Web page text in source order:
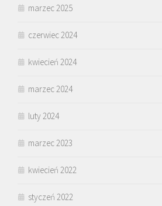
marzec 2025
czerwiec 2024
kwiecień 2024
marzec 2024
luty 2024
marzec 2023
kwiecień 2022
styczeń 2022